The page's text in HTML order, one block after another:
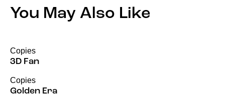
You May Also Like
Copies
3D Fan
Copies
Golden Era